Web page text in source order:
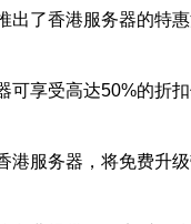
了香港服务器的特惠
可享受高达50%的折
港服务器，将免费升